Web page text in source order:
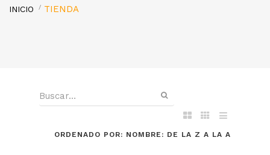
INICIO TIENDA
ORDENADO POR: NOMBRE: DE LA Z A LA A